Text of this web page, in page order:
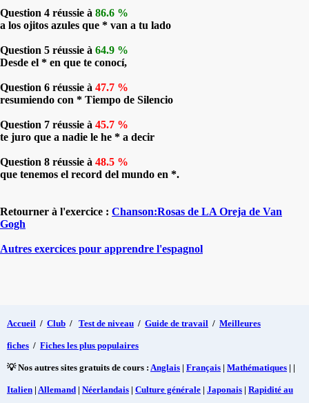
Question 4 réussie à 86.6 %
a los ojitos azules que * van a tu lado
Question 5 réussie à 64.9 %
Desde el * en que te conocí,­
Question 6 réussie à 47.7 %
resumiendo con * Tiempo de Silencio
Question 7 réussie à 45.7 %
te juro que a nadie le he * a decir
Question 8 réussie à 48.5 %
que tenemos el record del mundo en *.
Retourner à l'exercice : Chanson:Rosas de LA Oreja de Van
Gogh
Autres exercices pour apprendre l'espagnol
Accueil / Club / Test de niveau / Guide de travail / Meilleures
fiches / Fiches les plus populaires
💡 Nos autres sites gratuits de cours : Anglais | Français | Mathématiques | |
Italien | Allemand | Néerlandais | Culture générale | Japonais | Rapidité au